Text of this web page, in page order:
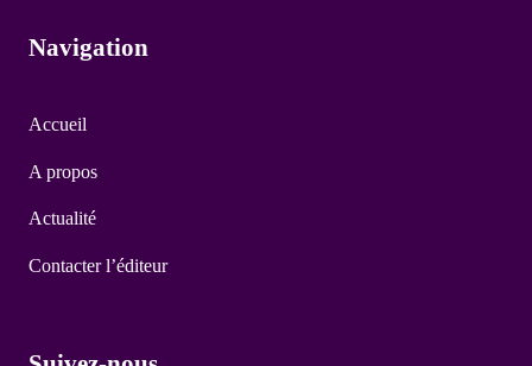
Navigation
Accueil
A propos
Actualité
Contacter l’éditeur